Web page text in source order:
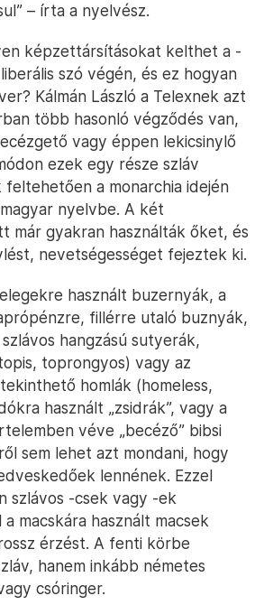
– írta a nyelvész.
képzettársításokat kelthet a -
szó végén, és ez hogyan
Kálmán László a Telexnek azt
több hasonló végződés van,
vagy éppen lekicsinylő
ezek egy része szláv
a monarchia idején
nyelvbe. A két
már gyakran használták őket, és
nevetségességet fejeztek ki.
használt buzernyák, a
fillérre utaló buznyák,
hangzású sutyerák,
toprongyos) vagy az
homlák (homeless,
használt „zsidrák”, vagy a
véve „becéző” bibsi
sem lehet azt mondani, hogy
lennének. Ezzel
szlávos -csek vagy -ek
macskára használt macsek
érzést. A fenti körbe
hanem inkább németes
csóringer.